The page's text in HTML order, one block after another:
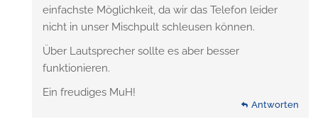
einfachste Möglichkeit, da wir das Telefon leider
nicht in unser Mischpult schleusen können.
Über Lautsprecher sollte es aber besser
funktionieren.
Ein freudiges MuH!
Antworten